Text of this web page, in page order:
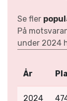
Se fler
På
under 2024
År
2024